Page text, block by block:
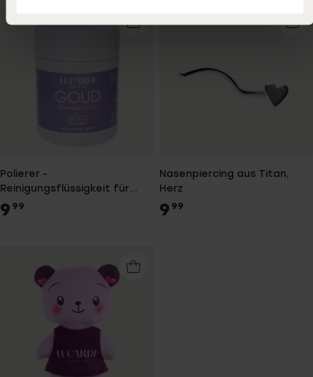
Polierer -
Reinigungsflüssigkeit für
Goldschmuck
9 99
Nasenpiercing aus Titan,
Herz
9 99